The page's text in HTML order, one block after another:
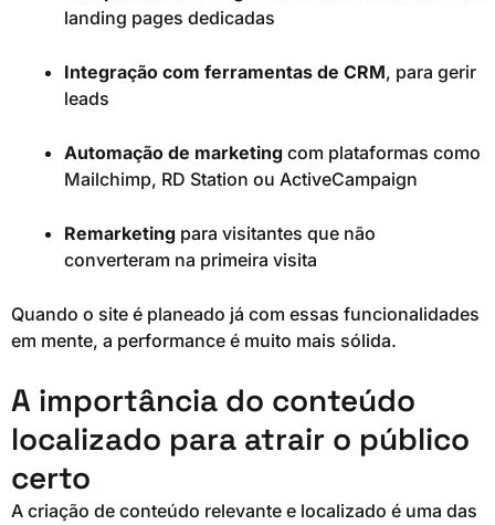
landing pages dedicadas
Integração com ferramentas de CRM, para gerir
leads
Automação de marketing com plataformas como
Mailchimp, RD Station ou ActiveCampaign
Remarketing para visitantes que não
converteram na primeira visita
Quando o site é planeado já com essas funcionalidades
em mente, a performance é muito mais sólida.
A importância do conteúdo
localizado para atrair o público
certo
A criação de conteúdo relevante e localizado é uma das